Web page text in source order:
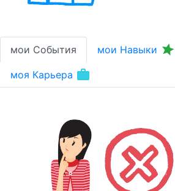
мои События мои Навыки grade
моя Карьера work